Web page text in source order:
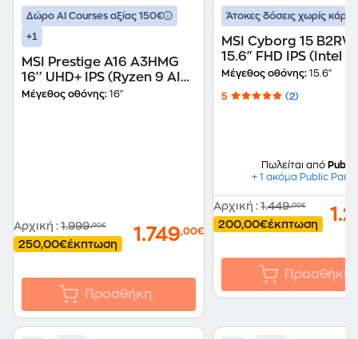
Δώρο ΑΙ Courses αξίας 150€
+1
MSI Prestige A16 A3HMG
16'' UHD+ IPS (Ryzen 9 AI
365/32GB/1TB
Μέγεθος οθόνης: 16"
Αρχική : 1.999,00€
250,00€έκπτωση 1.749,00€
Προσθήκη
Άτοκες δόσεις χωρίς κάρτα
MSI Cyborg 15
15.6" FHD IPS (Intel
240H/16 GB/1 TB
5060/Win11Home)
Μέγεθος οθόνης: 15.6"
5 (2)
Πωλείται από Public
+ 1 ακόμα Public
Αρχική : 1.449,00€
200,00€έκπτωση
Προσθήκη